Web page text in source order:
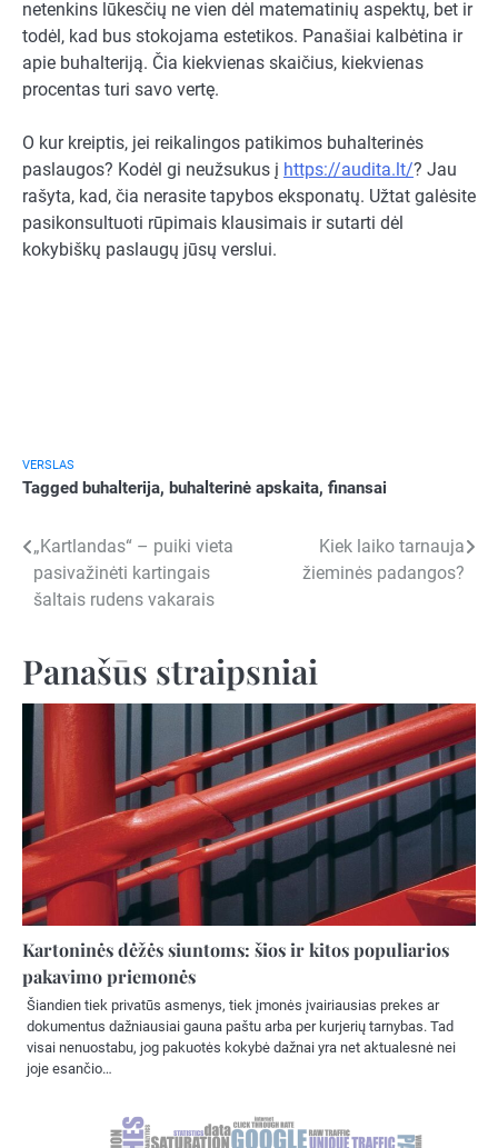
netenkins lūkesčių ne vien dėl matematinių aspektų, bet ir
todėl, kad bus stokojama estetikos. Panašiai kalbėtina ir
apie buhalteriją. Čia kiekvienas skaičius, kiekvienas
procentas turi savo vertę.
O kur kreiptis, jei reikalingos patikimos buhalterinės
paslaugos? Kodėl gi neužsukus į https://audita.lt/? Jau
rašyta, kad, čia nerasite tapybos eksponatų. Užtat galėsite
pasikonsultuoti rūpimais klausimais ir sutarti dėl
kokybiškų paslaugų jūsų verslui.
VERSLAS
Tagged buhalterija, buhalterinė apskaita, finansai
Navigacija
tarp
„Kartlandas“ – puiki vieta
pasivažinėti kartingais
šaltais rudens vakarais
Kiek laiko tarnauja
žieminės padangos?
Panašūs straipsniai
Kartoninės dėžės siuntoms: šios ir kitos populiarios
pakavimo priemonės
Šiandien tiek privatūs asmenys, tiek įmonės įvairiausias prekes ar
dokumentus dažniausiai gauna paštu arba per kurjerių tarnybas. Tad
visai nenuostabu, jog pakuotės kokybė dažnai yra net aktualesnė nei
joje esančio…